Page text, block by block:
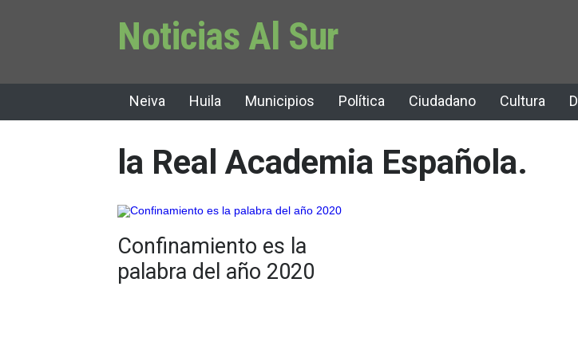
Noticias Al Sur
Neiva Huila Municipios Política Ciudadano Cultura
la Real Academia Española.
Confinamiento es la
palabra del año 2020